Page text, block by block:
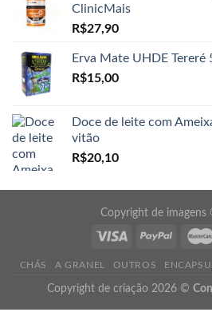
ClinicMais
R$27,90
Erva Mate UHDE
R$15,00
Doce de leite com
vitão
R$20,10
Copyright de imagens
CHÁS A GRANEL OUTROS
Copyright de criação 2026 ©